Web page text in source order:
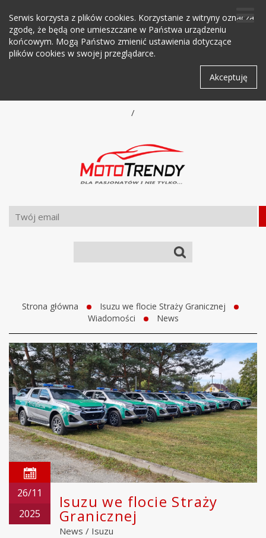
Serwis korzysta z plików cookies. Korzystanie z witryny oznacza
zgodę, że będą one umieszczane w Państwa urządzeniu
końcowym. Mogą Państwo zmienić ustawienia dotyczące
plików cookies w swojej przeglądarce.
Akceptuję
/
Strona główna
Isuzu we flocie Straży Granicznej
Wiadomości
News
26/11
2025
Isuzu we flocie Straży
Granicznej
News / Isuzu